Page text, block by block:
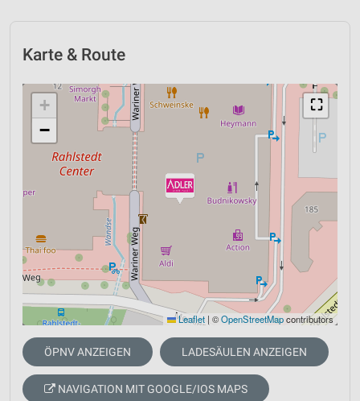
Karte & Route
⛶
+
−
Leaflet | ©OpenStreetMapcontributors
ÖPNV ANZEIGEN LADESÄULEN ANZEIGEN
NAVIGATION MIT GOOGLE/IOS MAPS